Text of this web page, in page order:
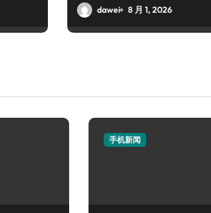
dawei 8 月 1, 2026
手机新闻